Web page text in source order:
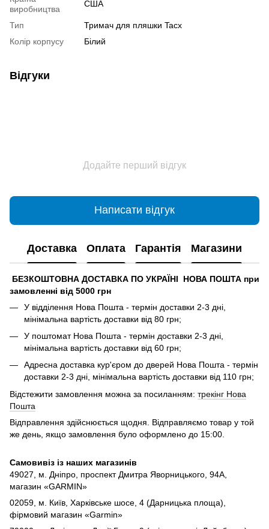
виробництва
США
Тип
Тримач для пляшки Tacx
Колір корпусу
Білий
Відгуки
Додайте перший відгук
Написати відгук
Доставка Оплата Гарантія Магазини
БЕЗКОШТОВНА ДОСТАВКА ПО УКРАЇНІ НОВА ПОШТА при
замовленні від 5000 грн
У відділення Нова Пошта - термін доставки 2-3 дні,
мінімальна вартість доставки від 80 грн;
У поштомат Нова Пошта - термін доставки 2-3 дні,
мінімальна вартість доставки від 60 грн;
Адресна доставка кур'єром до дверей Нова Пошта - термін
доставки 2-3 дні, мінімальна вартість доставки від 110 грн;
Відстежити замовлення можна за посиланням: трекінг Нова
Пошта
Відправлення здійснюється щодня. Відправляємо товар у той
же день, якщо замовлення було оформлено до 15:00.
Самовивіз із наших магазинів
49027, м. Дніпро, проспект Дмитра Яворницького, 94А,
магазин «GARMIN»
02059, м. Київ, Харківське шосе, 4 (Дарницька площа),
фірмовий магазин «Garmin»